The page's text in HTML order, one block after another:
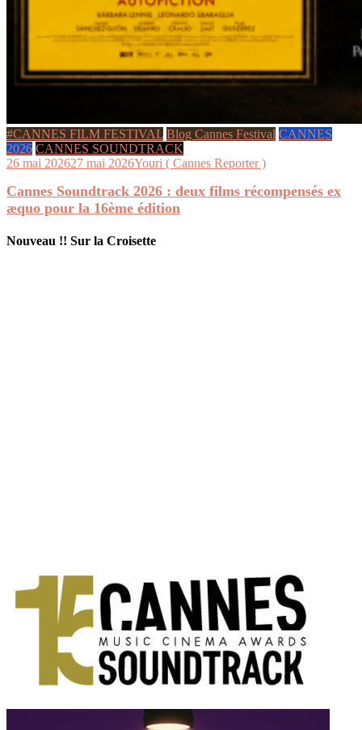
#CANNES FILM FESTIVAL Blog Cannes Festival CANNES
2026 CANNES SOUNDTRACK
26 mai 202627 mai 2026Youri ( Cannes Reporter )
Cannes Soundtrack 2026 : deux films récompensés ex
æquo pour la 16ème édition
Nouveau !! Sur la Croisette